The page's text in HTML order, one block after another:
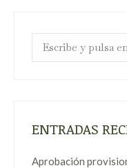
Buscar:
ENTRADAS
Aprobación